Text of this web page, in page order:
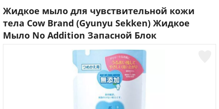
Жидкое мыло для чувствительной кожи
тела Cow Brand (Gyunyu Sekken) Жидкое
Мыло No Addition Запасной Блок